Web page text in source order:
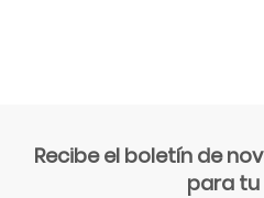
Recibe el boletín de
para tu